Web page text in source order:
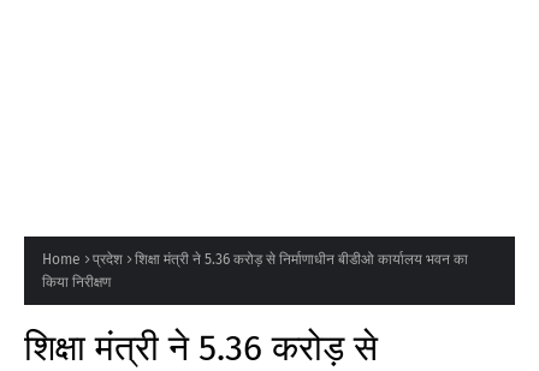
Home प्रदेश
शिक्षा मंत्री ने 5.36 करोड़ से निर्माणाधीन बीडीओ कार्यालय भवन का
किया निरीक्षण
शिक्षा मंत्री ने 5.36 करोड़ से